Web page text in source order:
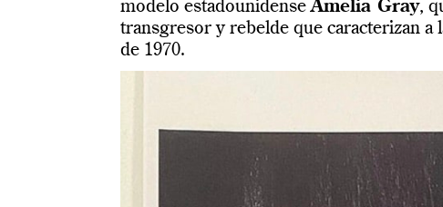
modelo estadounidenseAmelia Gray,
transgresor y rebelde que caracterizan a
de 1970.